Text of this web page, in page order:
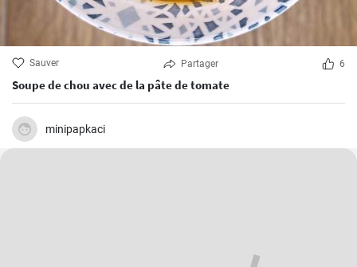
Sauver Partager 6
Soupe de chou avec de la pâte de tomate
minipapkaci